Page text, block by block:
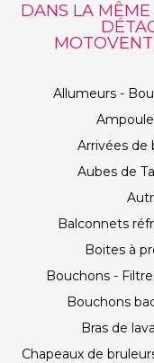
DANS LA MÊME
Allumeurs -
Arrivées de
Aubes de
Balconnets
Boites à
Bouchons -
Bouchons
Bras de
Chapeaux de